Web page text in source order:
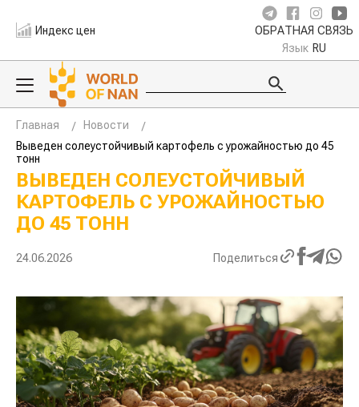
Индекс цен ОБРАТНАЯ СВЯЗЬ
Язык RU
Главная
Новости
Выведен солеустойчивый картофель с урожайностью до 45
тонн
ВЫВЕДЕН СОЛЕУСТОЙЧИВЫЙ
КАРТОФЕЛЬ С УРОЖАЙНОСТЬЮ
ДО 45 ТОНН
24.06.2026 Поделиться